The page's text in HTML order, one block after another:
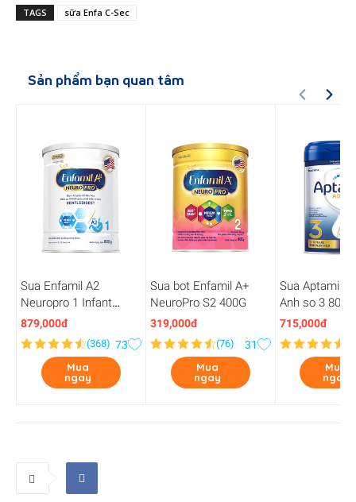
TAGS sữa Enfa C-Sec
Sản phẩm bạn quan tâm
Sua Enfamil A2
Neuropro 1 Infant
Formula 800g
879,000đ
(368) 73
Mua
ngay
Sua bot Enfamil A+
NeuroPro S2 400G
319,000đ
(76)
31
Mua
ngay
Sua Aptamil
Anh so 3 800g
715,000đ
Mua
ngay